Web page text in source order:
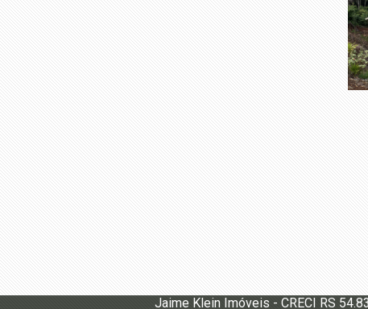
Jaime Klein Imóveis - CRECI RS